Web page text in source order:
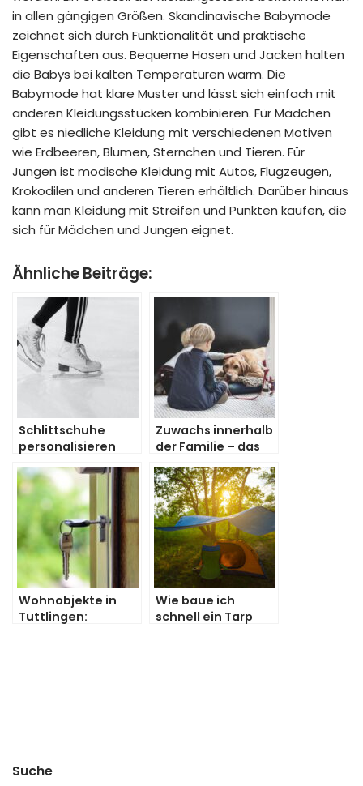
in allen gängigen Größen. Skandinavische Babymode
zeichnet sich durch Funktionalität und praktische
Eigenschaften aus. Bequeme Hosen und Jacken halten
die Babys bei kalten Temperaturen warm. Die
Babymode hat klare Muster und lässt sich einfach mit
anderen Kleidungsstücken kombinieren. Für Mädchen
gibt es niedliche Kleidung mit verschiedenen Motiven
wie Erdbeeren, Blumen, Sternchen und Tieren. Für
Jungen ist modische Kleidung mit Autos, Flugzeugen,
Krokodilen und anderen Tieren erhältlich. Darüber hinaus
kann man Kleidung mit Streifen und Punkten kaufen, die
sich für Mädchen und Jungen eignet.
Ähnliche Beiträge:
Schlittschuhe
personalisieren
und aufwerten
Zuwachs innerhalb
der Familie – das
benötigt man für
seinen Hund
Wohnobjekte in
Tuttlingen:
Wie baue ich
schnell ein Tarp
Suche